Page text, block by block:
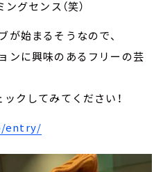
グセンス（笑）
始まるそうなので、
ンに興味のあるフリーの芸
クしてみてください！
entry/